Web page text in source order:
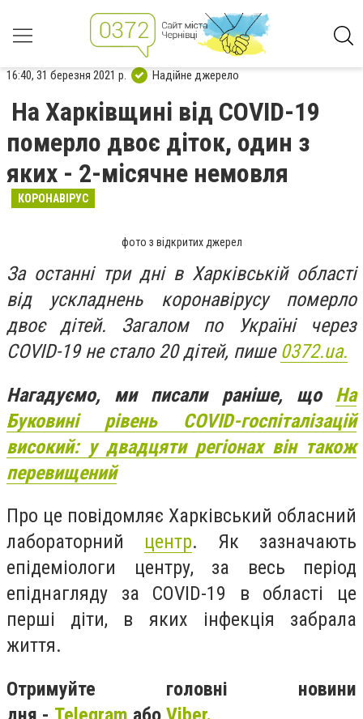
16:40, 31 березня 2021 р. Надійне джерело
На Харківщині від СОVID-19
померло двоє діток, один з
яких - 2-місячне немовля
КОРОНАВІРУС
фото з відкритих джерел
За останні три дні в Харківській області
від ускладнень коронавірусу померло
двоє дітей. Загалом по Україні через
СОVID-19 не стало 20 дітей, пише 0372.ua.
Нагадуємо, ми писали раніше, що На
Буковині рівень COVID-госпіталізацій
високий: у двадцяти регіонах він також
перевищений
Про це повідомляє Харківський обласний
лабораторний центр. Як зазначають
епідеміологи центру, за весь період
епіднагляду за СОVID-19 в області це
перші діти, в яких інфекція забрала
життя.
Отримуйте головні новини